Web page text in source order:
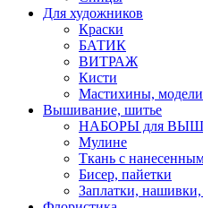
Для художников
Краски
БАТИК
ВИТРАЖ
Кисти
Мастихины,
Вышивание, шитье
НАБОРЫ для
Мулине
Ткань с
Бисер, пайетки
Заплатки,